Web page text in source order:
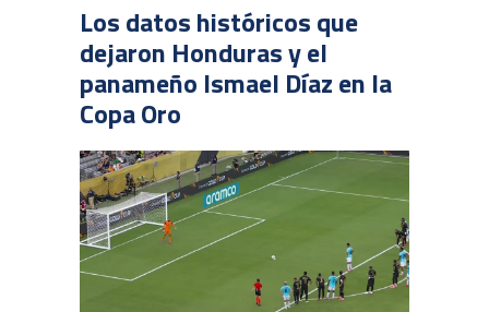
Los datos históricos que
dejaron Honduras y el
panameño Ismael Díaz en la
Copa Oro